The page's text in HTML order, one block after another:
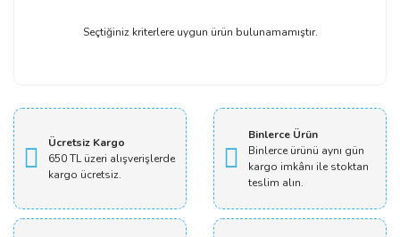
Seçtiğiniz kriterlere uygun ürün bulunamamıştır.
Ücretsiz Kargo
650 TL üzeri alışverişlerde
kargo ücretsiz.
Binlerce Ürün
Binlerce ürünü aynı gün
kargo imkânı ile stoktan
teslim alın.